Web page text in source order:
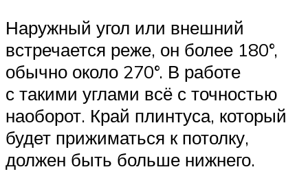
Наружный угол или внешний
встречается реже, он более 180°,
обычно около 270°. В работе
с такими углами всё с точностью
наоборот. Край плинтуса, который
будет прижиматься к потолку,
должен быть больше нижнего.